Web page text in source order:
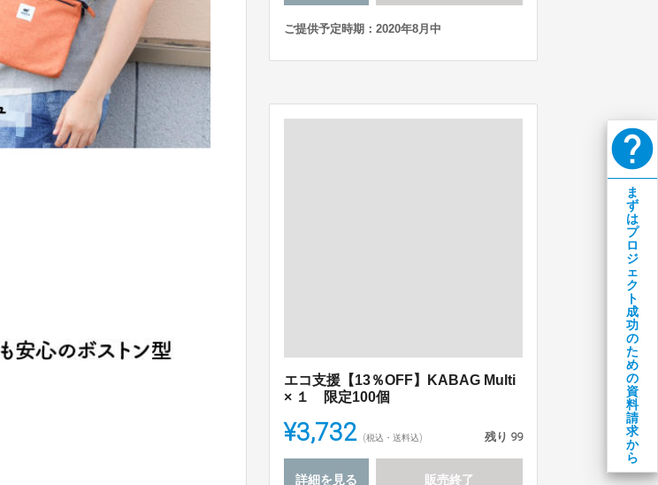
ご提供予定時期：2020年8月中
エコ支援【13％OFF】KABAG Multi
× １ 限定100個
¥3,732 (税込・送料込) 残り 99
詳細を見る 販売終了
help
ま
ず
は
プ
ロ
ジ
ェ
ク
ト
成
功
の
た
め
の
資
料
請
求
か
ら